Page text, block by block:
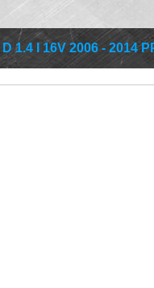
1.4 I 16V 2006 - 2014